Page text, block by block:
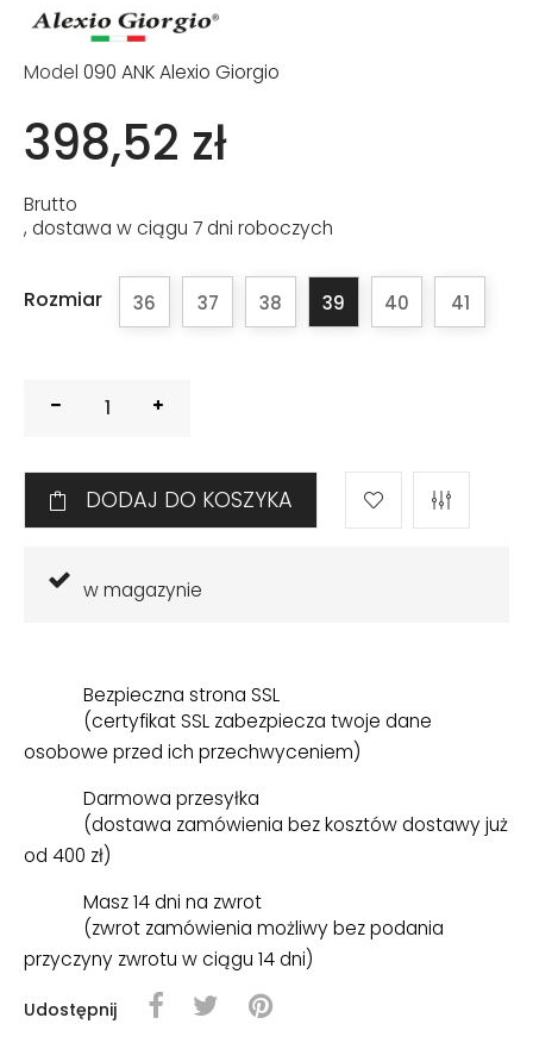
Model 090 ANK Alexio Giorgio
398,52 zł
Brutto
, dostawa w ciągu 7 dni roboczych
Rozmiar 36 37 38 39 40 41
DODAJ DO KOSZYKA
w magazynie
Bezpieczna strona SSL
(certyfikat SSL zabezpiecza twoje dane
osobowe przed ich przechwyceniem)
Darmowa przesyłka
(dostawa zamówienia bez kosztów dostawy już
od 400 zł)
Masz 14 dni na zwrot
(zwrot zamówienia możliwy bez podania
przyczyny zwrotu w ciągu 14 dni)
Udostępnij